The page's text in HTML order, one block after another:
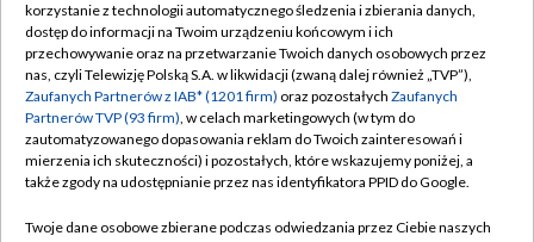
TVP
Abonament TVP
Emisja w TVP
Centrum informacji TVP
Naziemna Telewizja Cyfrowa
Regulamin TVP
Polityka prywatności
Moje zgody
Pomoc
korzystanie z technologii automatycznego śledzenia i zbierania danych,
dostęp do informacji na Twoim urządzeniu końcowym i ich
przechowywanie oraz na przetwarzanie Twoich danych osobowych przez
nas, czyli Telewizję Polską S.A. w likwidacji (zwaną dalej również „TVP”),
Zaufanych Partnerów z IAB* (1201 firm) oraz pozostałych Zaufanych
Partnerów TVP (93 firm), w celach marketingowych (w tym do
zautomatyzowanego dopasowania reklam do Twoich zainteresowań i
mierzenia ich skuteczności) i pozostałych, które wskazujemy poniżej, a
także zgody na udostępnianie przez nas identyfikatora PPID do Google.
Twoje dane osobowe zbierane podczas odwiedzania przez Ciebie naszych